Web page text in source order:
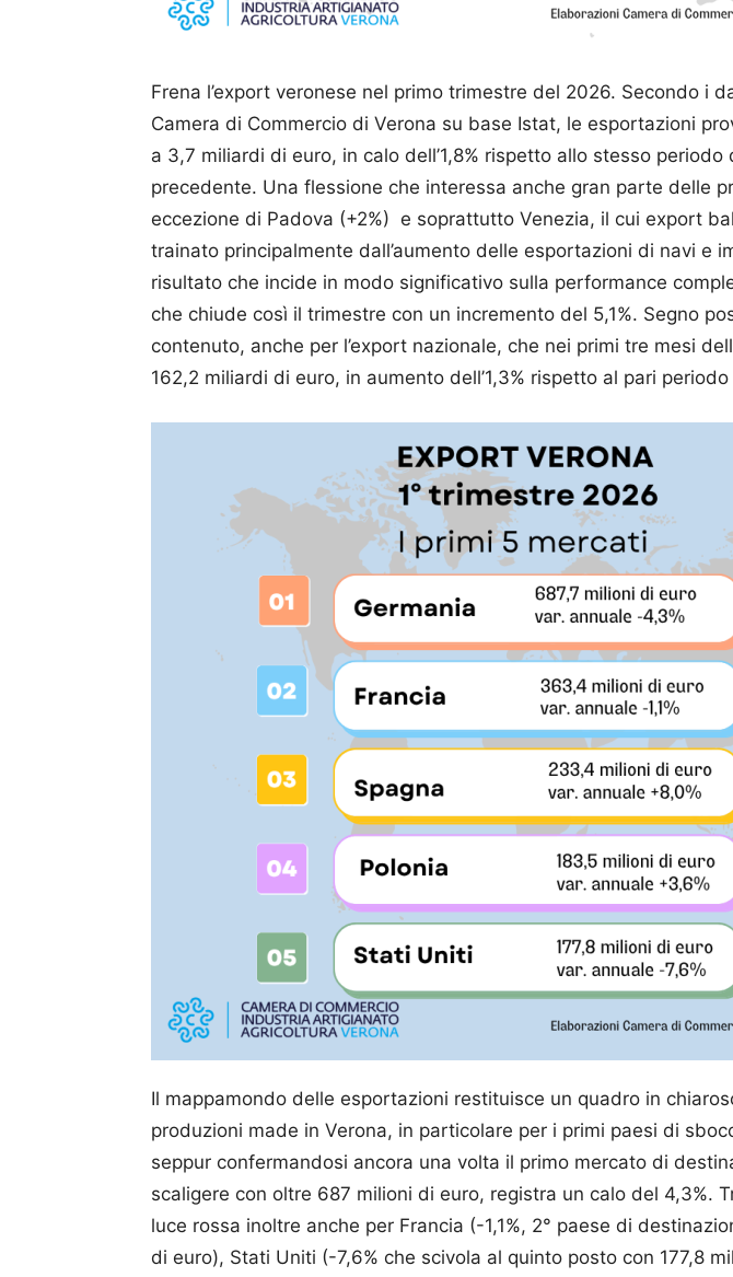
Frena l’export veronese nel primo trimestre del 2026. Secondo i
Camera di Commercio di Verona su base Istat, le esportazioni
a 3,7 miliardi di euro, in calo dell’1,8% rispetto allo stesso periodo
precedente. Una flessione che interessa anche gran parte delle
eccezione di Padova (+2%) e soprattutto Venezia, il cui export
trainato principalmente dall’aumento delle esportazioni di navi e
risultato che incide in modo significativo sulla performance
che chiude così il trimestre con un incremento del 5,1%. Segno
contenuto, anche per l’export nazionale, che nei primi tre mesi
162,2 miliardi di euro, in aumento dell’1,3% rispetto al pari
Il mappamondo delle esportazioni restituisce un quadro in
produzioni made in Verona, in particolare per i primi paesi di
seppur confermandosi ancora una volta il primo mercato di
scaligere con oltre 687 milioni di euro, registra un calo del 4,3%.
luce rossa inoltre anche per Francia (-1,1%, 2° paese di
di euro), Stati Uniti (-7,6% che scivola al quinto posto con 177,8